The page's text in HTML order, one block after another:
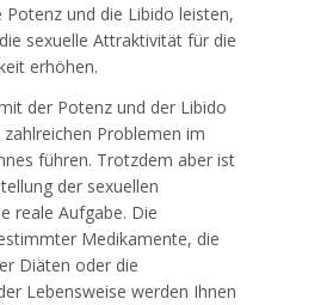
Potenz und die Libido leisten,
sexuelle Attraktivität für die
erhöhen.
der Potenz und der Libido
Problemen im
führen. Trotzdem aber ist
der sexuellen
reale Aufgabe. Die
Medikamente, die
Diäten oder die
Lebensweise werden Ihnen